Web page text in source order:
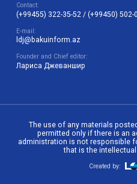
Contact:
(+99455) 322-35-52 / (+99450) 502-
E-mail:
ldj@bakuinform.az
Founder and Chief editor:
Лариса Джеваншир
The use of any materials
permitted only if there is an
administration is not responsible
that is the
Created by: